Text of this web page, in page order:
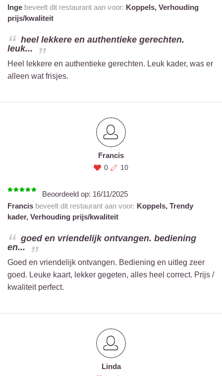
Inge beveelt dit restaurant aan voor: Koppels, Verhouding
prijs/kwaliteit
heel lekkere en authentieke gerechten.
leuk...
Heel lekkere en authentieke gerechten. Leuk kader, was er
alleen wat frisjes.
Francis
0 10
Beoordeeld op: 16/11/2025
Francis beveelt dit restaurant aan voor: Koppels, Trendy
kader, Verhouding prijs/kwaliteit
goed en vriendelijk ontvangen. bediening
en...
Goed en vriendelijk ontvangen. Bediening en uitleg zeer
goed. Leuke kaart, lekker gegeten, alles heel correct. Prijs /
kwaliteit perfect.
Linda